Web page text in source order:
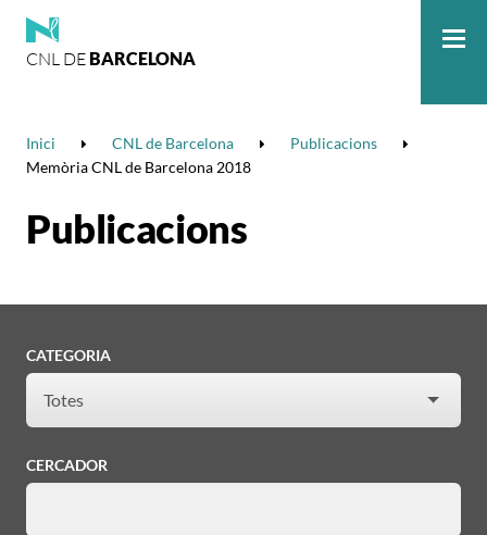
CNL DE BARCELONA
Inici CNL de Barcelona
Publicacions
Memòria CNL de Barcelona 2018
Publicacions
CATEGORIA
CERCADOR